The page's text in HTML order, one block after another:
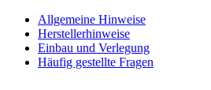
Allgemeine Hinweise
Herstellerhinweise
Einbau und Verlegung
Häufig gestellte Fragen